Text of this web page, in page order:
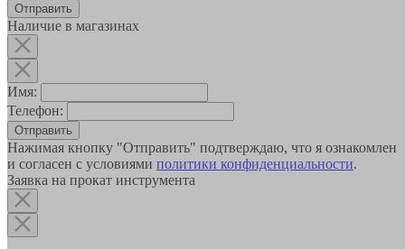
Наличие в магазинах
Имя:
Телефон:
Отправить
Нажимая кнопку "Отправить" подтверждаю, что я ознакомлен
и согласен с условиями политики конфиденциальности.
Заявка на прокат инструмента